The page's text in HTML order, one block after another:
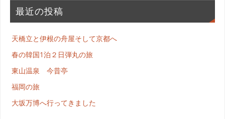
最近の投稿
天橋立と伊根の舟屋そして京都へ
春の韓国1泊２日弾丸の旅
東山温泉 今昔亭
福岡の旅
大坂万博へ行ってきました